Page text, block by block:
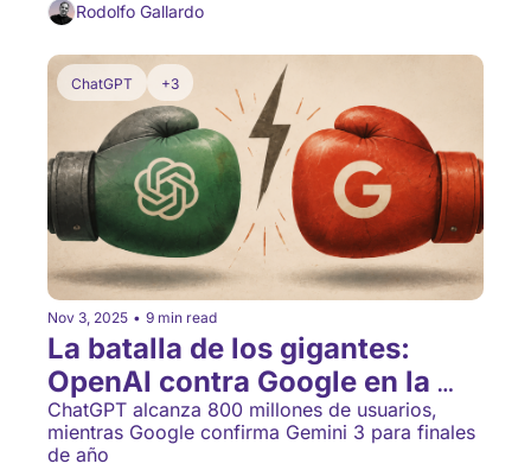
Rodolfo Gallardo
ChatGPT +3
Nov 3, 2025 • 9 min read
La batalla de los gigantes:
OpenAI contra Google en la
carrera por dominar tu día a
día
ChatGPT alcanza 800 millones de usuarios,
mientras Google confirma Gemini 3 para finales
de año